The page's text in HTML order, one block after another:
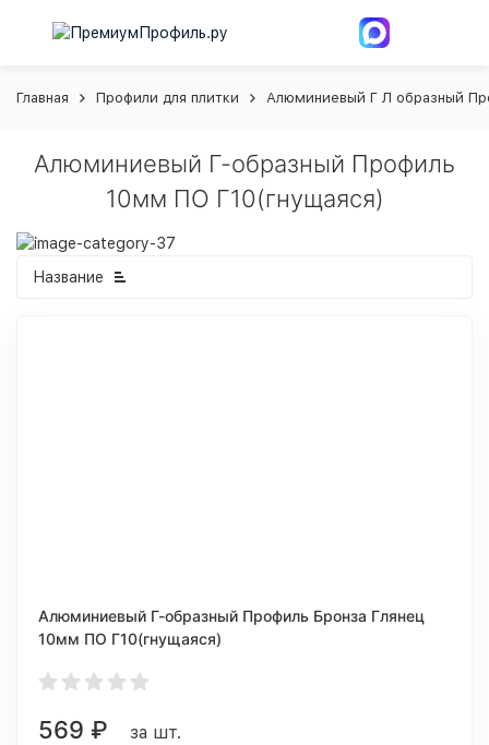
Главная Профили для плитки Алюминиевый Г Л образный
Алюминиевый Г-образный Профиль
10мм ПО Г10(гнущаяся)
Название
Алюминиевый Г-образный Профиль Бронза Глянец
10мм ПО Г10(гнущаяся)
569 ₽ за шт.